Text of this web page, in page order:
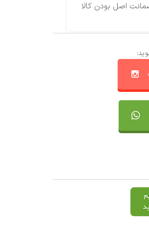
اصل بودن کالا